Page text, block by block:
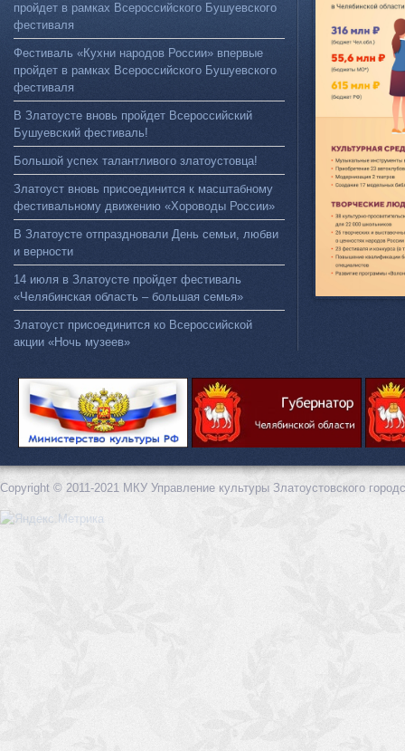
пройдет в рамках Всероссийского Бушуевского
фестиваля
Фестиваль «Кухни народов России» впервые
пройдет в рамках Всероссийского Бушуевского
фестиваля
В Златоусте вновь пройдет Всероссийский
Бушуевский фестиваль!
Большой успех талантливого златоустовца!
Златоуст вновь присоединится к масштабному
фестивальному движению «Хороводы России»
В Златоусте отпраздновали День семьи, любви
и верности
14 июля в Златоусте пройдет фестиваль
«Челябинская область – большая семья»
Златоуст присоединится ко Всероссийской
акции «Ночь музеев»
Copyright © 2011-2021 МКУ Управление культуры Златоустовского